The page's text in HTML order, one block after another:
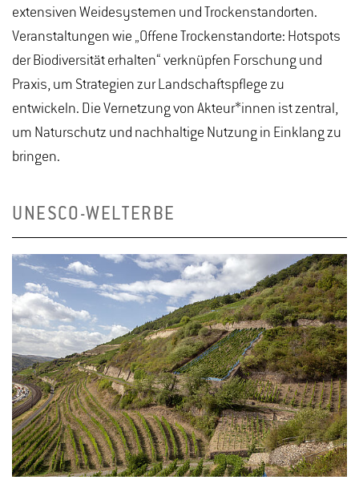
Trockenheit nehmen zu. Der Klimawandel trifft auf
eine stark hydrologisch modifizierte
Kulturlandschaft, die ein nur geringes
Wasserrückhaltevermögen besitzt. In der Region
laufen bereits eine Vielzahl von Maßnahmen zur
Erhöhung des Wasserrückhaltes, die jedoch wenig
koordiniert sind und daher kaum zusammenwirken.
praxisnahe Maßnahmen für Land- und
regionales Netzwerk aufgebaut,
Handlungskompetenzen gestärkt und ein
Maßnahmenkatalog erstellt. Öffentlichkeitsarbeit
begleitet das Vorhaben, um Wissenstransfer und
Umsetzung zu fördern.
extensiven Weidesystemen und Trockenstandorten.
Veranstaltungen wie „Offene Trockenstandorte: Hotspots
der Biodiversität erhalten“ verknüpfen Forschung und
Praxis, um Strategien zur Landschaftspflege zu
entwickeln. Die Vernetzung von Akteur*innen ist zentral,
um Naturschutz und nachhaltige Nutzung in Einklang zu
bringen.
UNESCO-WELTERBE